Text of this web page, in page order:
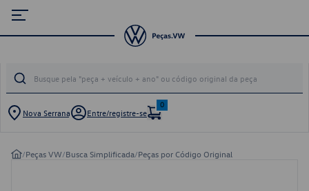
Nova Serrana Entre/registre-se
0
/Peças VW/Busca Simplificada/Peças por Código Original